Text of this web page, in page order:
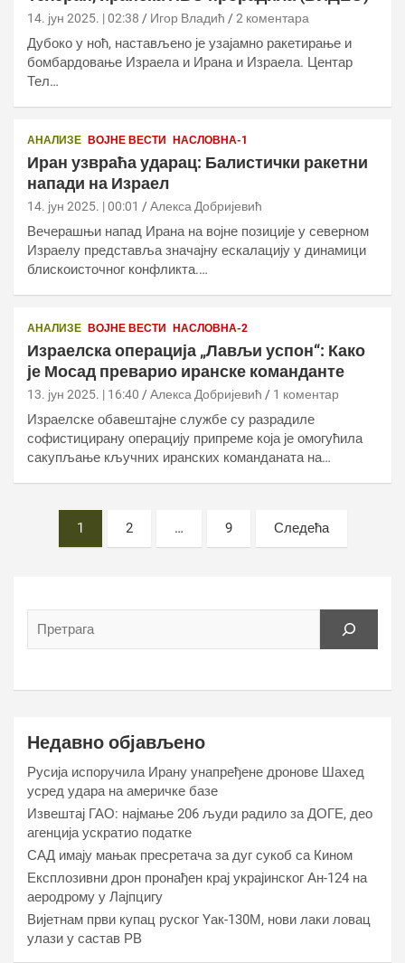
14. јун 2025. | 02:38 Игор Владић 2 коментара
Дубоко у ноћ, настављено је узајамно ракетирање и
бомбардовање Израела и Ирана и Израела. Центар
Тел…
АНАЛИЗЕ ВОЈНЕ ВЕСТИ НАСЛОВНА-1
Иран узвраћа ударац: Балистички ракетни
напади на Израел
14. јун 2025. | 00:01 Алекса Добријевић
Вечерашњи напад Ирана на војне позиције у северном
Израелу представља значајну ескалацију у динамици
блискоисточног конфликта.…
АНАЛИЗЕ ВОЈНЕ ВЕСТИ НАСЛОВНА-2
Израелска операција „Лављи успон“: Како
је Мосад преварио иранске команданте
13. јун 2025. | 16:40 Алекса Добријевић 1 коментар
Израелске обавештајне службе су разрадиле
софистицирану операцију припреме која је омогућила
сакупљање кључних иранских команданата на…
пагинатион
1 2 … 9 Следећа
Недавно објављено
Русија испоручила Ирану унапређене дронове Шахед
усред удара на америчке базе
Извештај ГАО: најмање 206 људи радило за ДОГЕ, део
агенција ускратио податке
САД имају мањак пресретача за дуг сукоб са Кином
Експлозивни дрон пронађен крај украјинског Ан-124 на
аеродрому у Лајпцигу
Вијетнам први купац руског Yак-130М, нови лаки ловац
улази у састав РВ